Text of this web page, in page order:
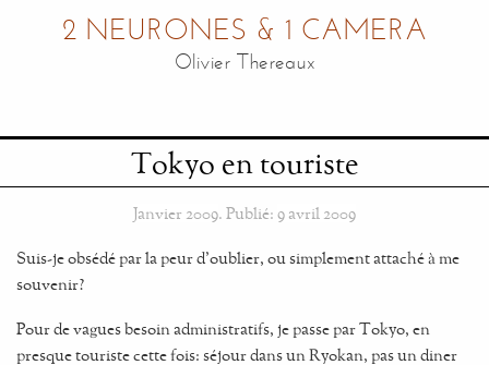
2 NEURONES & 1 CAMERA
Olivier Thereaux
Tokyo en touriste
Janvier 2009. Publié: 9 avril 2009
Suis-je obsédé par la peur d'oublier, ou simplement attaché à me
souvenir?
Pour de vagues besoin administratifs, je passe par Tokyo, en
presque touriste cette fois: séjour dans un Ryokan, pas un diner